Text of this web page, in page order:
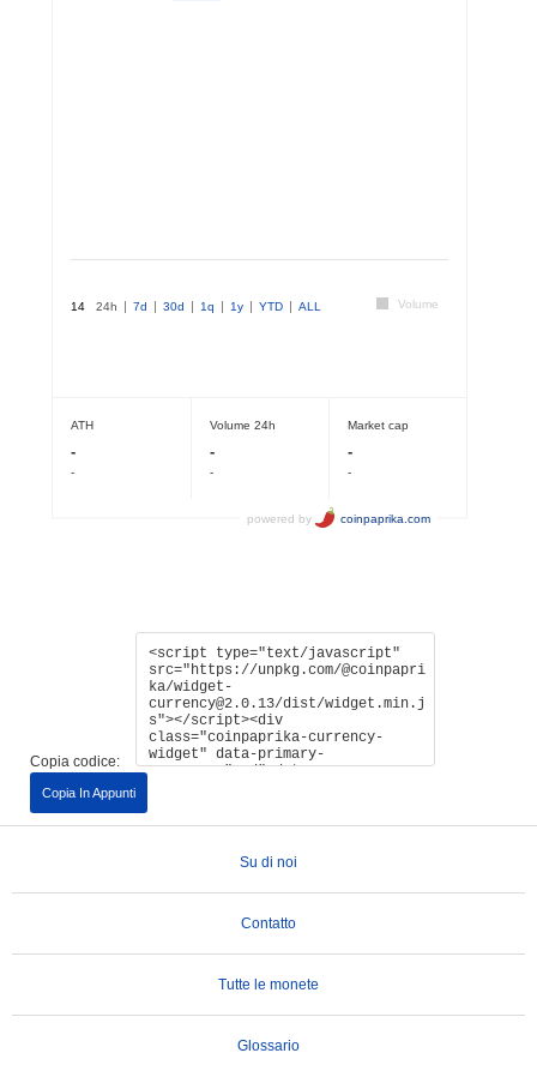
Copia codice:
Copia In Appunti
Su di noi
Contatto
Tutte le monete
Glossario